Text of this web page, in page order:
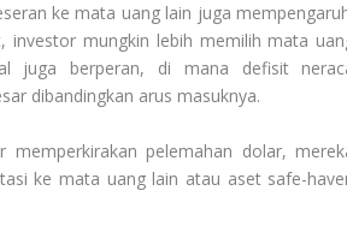
ke mata uang lain juga
investor mungkin lebih memilih mata
juga berperan, di mana defisit
dibandingkan arus masuknya.
memperkirakan pelemahan dolar,
ke mata uang lain atau aset safe-